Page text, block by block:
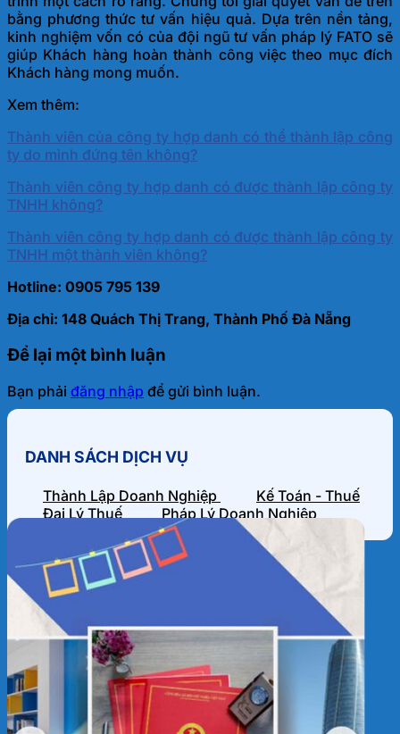
bằng phương thức tư vấn hiệu quả. Dựa trên nền tảng,
kinh nghiệm vốn có của đội ngũ tư vấn pháp lý FATO sẽ
giúp Khách hàng hoàn thành công việc theo mục đích
Khách hàng mong muốn.
Xem thêm:
Thành viên của công ty hợp danh có thể thành lập công
ty do mình đứng tên không?
Thành viên công ty hợp danh có được thành lập công ty
TNHH không?
Thành viên công ty hợp danh có được thành lập công ty
TNHH một thành viên không?
Hotline: 0905 795 139
Địa chỉ: 148 Quách Thị Trang, Thành Phố Đà Nẵng
Để lại một bình luận
Bạn phải đăng nhập để gửi bình luận.
DANH SÁCH DỊCH VỤ
Thành Lập Doanh Nghiệp
Kế Toán - Thuế
Đại Lý Thuế
Pháp Lý Doanh Nghiệp
HỒ SƠ NĂNG LỰC